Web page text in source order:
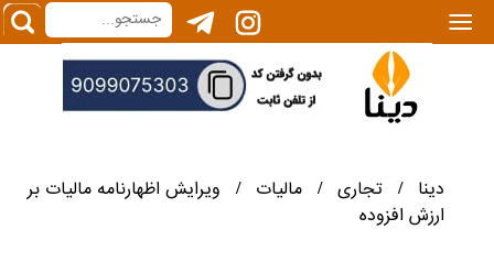
|||
دینا / تجاری / مالیات /
ویرایش اظهارنامه مالیات بر
ارزش افزوده